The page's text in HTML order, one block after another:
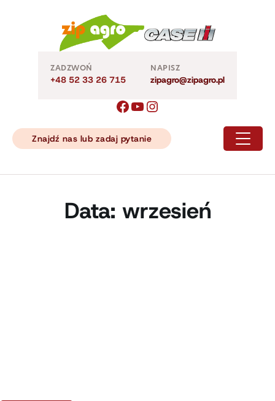
ZADZWOŃ
+48 52 33 26 715
NAPISZ
zipagro@zipagro.pl
Znajdź nas lub zadaj pytanie
Data: wrzesień